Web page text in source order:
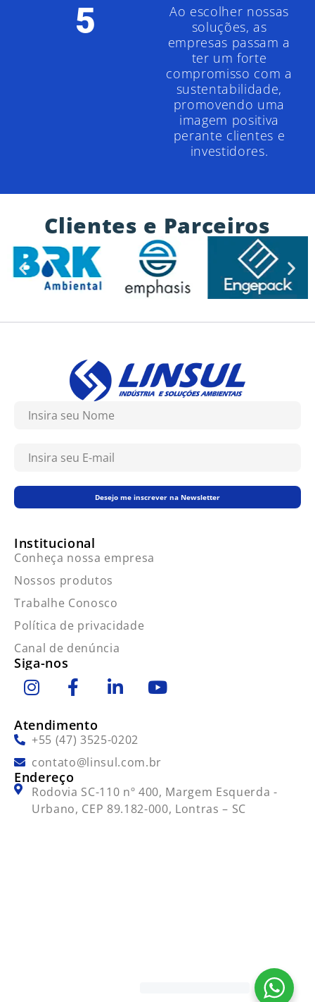
5
Ao escolher nossas
soluções, as
empresas passam a
ter um forte
compromisso com a
sustentabilidade,
promovendo uma
imagem positiva
perante clientes e
investidores.
Clientes e Parceiros
Desejo me inscrever na Newsletter
Institucional
Conheça nossa empresa
Nossos produtos
Trabalhe Conosco
Política de privacidade
Canal de denúncia
Siga-nos
Atendimento
+55 (47) 3525-0202
contato@linsul.com.br
Endereço
Rodovia SC-110 nº 400, Margem Esquerda -
Urbano, CEP 89.182-000, Lontras – SC